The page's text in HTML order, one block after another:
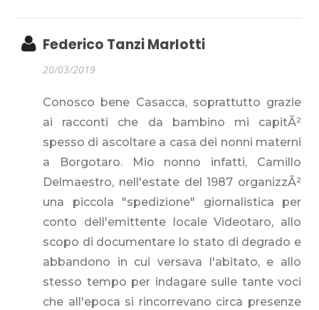
Federico Tanzi Marlotti
20/03/2019
Conosco bene Casacca, soprattutto grazie
ai racconti che da bambino mi capitÃ²
spesso di ascoltare a casa dei nonni materni
a Borgotaro. Mio nonno infatti, Camillo
Delmaestro, nell'estate del 1987 organizzÃ²
una piccola "spedizione" giornalistica per
conto dell'emittente locale Videotaro, allo
scopo di documentare lo stato di degrado e
abbandono in cui versava l'abitato, e allo
stesso tempo per indagare sulle tante voci
che all'epoca si rincorrevano circa presenze